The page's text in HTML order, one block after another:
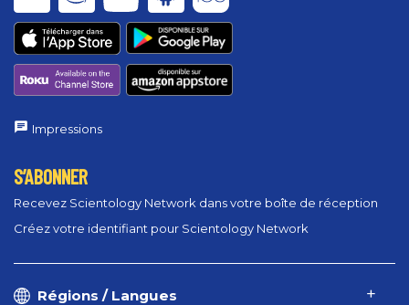
Impressions
S’ABONNER
Recevez Scientology Network dans votre boîte de réception
Créez votre identifiant pour Scientology Network
Régions / Langues